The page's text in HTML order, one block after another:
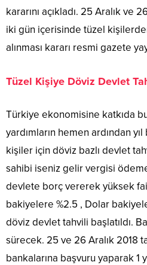
kararını açıkladı. 25 Aralık ve
iki gün içerisinde tüzel
alınması kararı resmi gazete
Tüzel Kişiye Döviz Devlet
Türkiye ekonomisine katkıda
yardımların hemen ardından
kişiler için döviz bazlı devlet
sahibi iseniz gelir vergisi
devlete borç vererek yüksek
bakiyelere %2.5 , Dolar
döviz devlet tahvili başlatıldı.
sürecek. 25 ve 26 Aralık 2018
bankalarına başvuru yaparak 1